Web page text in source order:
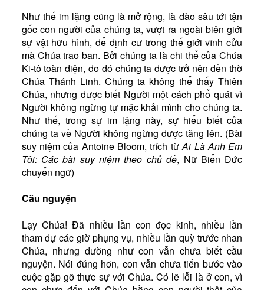
Như thế im lặng cũng là mở rộng, là đào sâu tới tận
gốc con người của chúng ta, vượt ra ngoài biên giới
sự vật hữu hình, để định cư trong thế giới vĩnh cửu
mà Chúa trao ban. Bởi chúng ta là chi thể của Chúa
Ki-tô toàn diện, do đó chúng ta được trở nên đền thờ
Chúa Thánh Linh. Chúng ta không thể thấy Thiên
Chúa, nhưng được biết Người một cách phổ quát vì
Người không ngừng tự mặc khải mình cho chúng ta.
Như thế, trong sự im lặng này, sự hiểu biết của
chúng ta về Người không ngừng được tăng lên. (Bài
suy niệm của Antoine Bloom, trích từAi Là Anh Em
Tôi: Các bài suy niệm theo chủ đề, Nữ Biển Đức
chuyển ngữ)
Cầu nguyện
Lạy Chúa! Đã nhiều lần con đọc kinh, nhiều lần
tham dự các giờ phụng vụ, nhiều lần quỳ trước nhan
Chúa, nhưng dường như con vẫn chưa biết cầu
nguyện. Nói đúng hơn, con vẫn chưa tiến bước vào
cuộc gặp gỡ thực sự với Chúa. Có lẽ lỗi là ở con, vì